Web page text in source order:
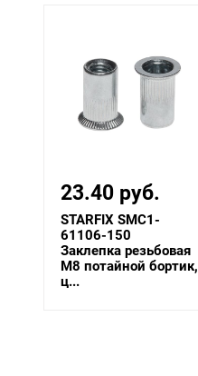
23.40 руб.
STARFIX SMC1-
61106-150
Заклепка резьбовая
М8 потайной бортик,
ц...